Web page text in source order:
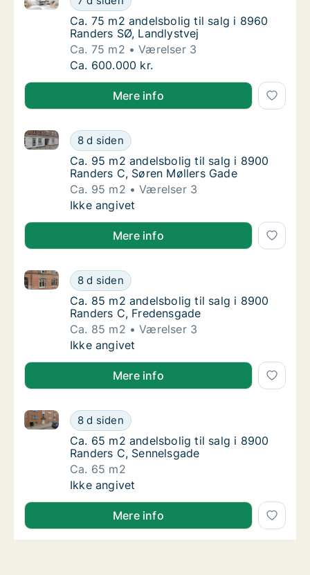
Ca. 75 m2 andelsbolig til salg i 8960
Ca. 75 m2 andelsbolig til salg i 8960
Randers SØ, Landlystvej
Ca. 75 m2
Værelser 3
Ca. 75 m2 andelsbolig til salg i 8960
Ca. 600.000 kr.
Mere info
Ca. 95 m2 andelsbolig til salg i 8900
8 d siden
Ca. 95 m2 andelsbolig til salg i 8900 Randers C,
Ca. 95 m2 andelsbolig til salg i 8900
Ca. 95 m2 andelsbolig til salg i 8900
Randers C, Søren Møllers Gade
Ca. 95 m2
Værelser 3
Ca. 95 m2 andelsbolig til salg i 8900
Ikke angivet
Mere info
Ca. 85 m2 andelsbolig til salg i 8900
8 d siden
Ca. 85 m2 andelsbolig til salg i 8900 Randers C,
Ca. 85 m2 andelsbolig til salg i 8900
Ca. 85 m2 andelsbolig til salg i 8900
Randers C, Fredensgade
Ca. 85 m2
Værelser 3
Ca. 85 m2 andelsbolig til salg i 8900
Ikke angivet
Mere info
Ca. 65 m2 andelsbolig til salg i 8900
8 d siden
Ca. 65 m2 andelsbolig til salg i 8900 Randers C,
Ca. 65 m2 andelsbolig til salg i 8900
Ca. 65 m2 andelsbolig til salg i 8900
Randers C, Sennelsgade
Ca. 65 m2
Ca. 65 m2 andelsbolig til salg i 8900
Ikke angivet
Mere info